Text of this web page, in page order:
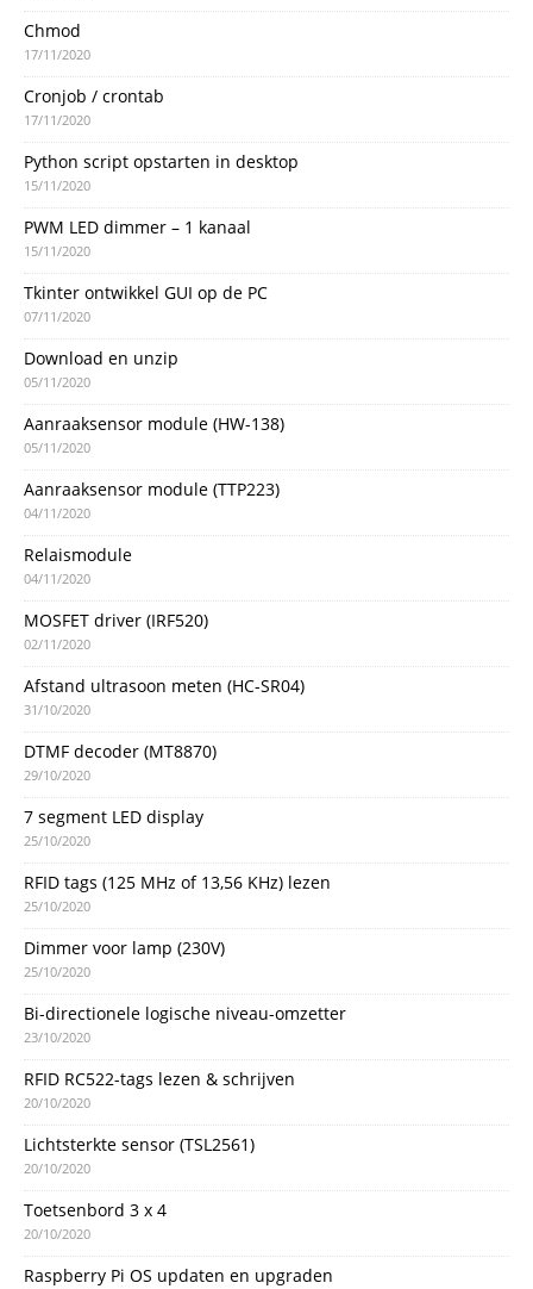
Chmod
17/11/2020
Cronjob / crontab
17/11/2020
Python script opstarten in desktop
15/11/2020
PWM LED dimmer – 1 kanaal
15/11/2020
Tkinter ontwikkel GUI op de PC
07/11/2020
Download en unzip
05/11/2020
Aanraaksensor module (HW-138)
05/11/2020
Aanraaksensor module (TTP223)
04/11/2020
Relaismodule
04/11/2020
MOSFET driver (IRF520)
02/11/2020
Afstand ultrasoon meten (HC-SR04)
31/10/2020
DTMF decoder (MT8870)
29/10/2020
7 segment LED display
25/10/2020
RFID tags (125 MHz of 13,56 KHz) lezen
25/10/2020
Dimmer voor lamp (230V)
25/10/2020
Bi-directionele logische niveau-omzetter
23/10/2020
RFID RC522-tags lezen & schrijven
20/10/2020
Lichtsterkte sensor (TSL2561)
20/10/2020
Toetsenbord 3 x 4
20/10/2020
Raspberry Pi OS updaten en upgraden